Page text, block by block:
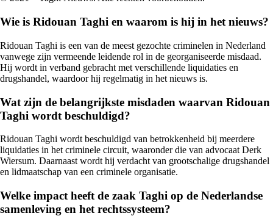
Wie is Ridouan Taghi en waarom is hij in het nieuws?
Ridouan Taghi is een van de meest gezochte criminelen in Nederland
vanwege zijn vermeende leidende rol in de georganiseerde misdaad.
Hij wordt in verband gebracht met verschillende liquidaties en
drugshandel, waardoor hij regelmatig in het nieuws is.
Wat zijn de belangrijkste misdaden waarvan Ridouan
Taghi wordt beschuldigd?
Ridouan Taghi wordt beschuldigd van betrokkenheid bij meerdere
liquidaties in het criminele circuit, waaronder die van advocaat Derk
Wiersum. Daarnaast wordt hij verdacht van grootschalige drugshandel
en lidmaatschap van een criminele organisatie.
Welke impact heeft de zaak Taghi op de Nederlandse
samenleving en het rechtssysteem?